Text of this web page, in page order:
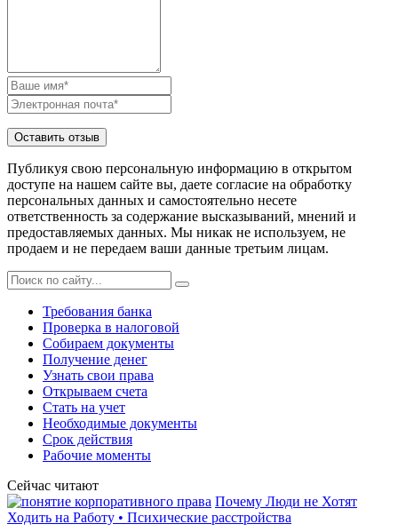
Публикуя свою персональную информацию в открытом
доступе на нашем сайте вы, даете согласие на обработку
персональных данных и самостоятельно несете
ответственность за содержание высказываний, мнений и
предоставляемых данных. Мы никак не используем, не
продаем и не передаем ваши данные третьим лицам.
Требования банка
Проверка в налоговой
Собираем документы
Получение денег
Узнать свои права
Открываем счета
Стать на учет
Необходимые документы
Срок действия
Рабочие моменты
Сейчас читают
Почему Люди не Хотят
Ходить на Работу • Психические расстройства